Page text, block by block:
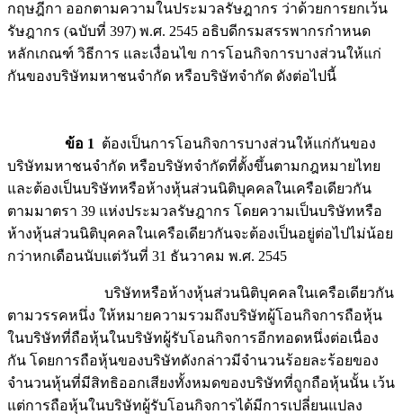
กฤษฎีกา ออกตามความในประมวลรัษฎากร ว่าด้วยการยกเว้น
รัษฎากร (ฉบับที่ 397) พ.ศ. 2545 อธิบดีกรมสรรพากรกำหนด
หลักเกณฑ์ วิธีการ และเงื่อนไข การโอนกิจการบางส่วนให้แก่
กันของบริษัทมหาชนจำกัด หรือบริษัทจำกัด ดังต่อไปนี้
ข้อ 1
ต้องเป็นการโอนกิจการบางส่วนให้แก่กันของ
บริษัทมหาชนจำกัด หรือบริษัทจำกัดที่ตั้งขึ้นตามกฎหมายไทย
และต้องเป็นบริษัทหรือห้างหุ้นส่วนนิติบุคคลในเครือเดียวกัน
ตามมาตรา 39 แห่งประมวลรัษฎากร โดยความเป็นบริษัทหรือ
ห้างหุ้นส่วนนิติบุคคลในเครือเดียวกันจะต้องเป็นอยู่ต่อไปไม่น้อย
กว่าหกเดือนนับแต่วันที่ 31 ธันวาคม พ.ศ. 2545
บริษัทหรือห้างหุ้นส่วนนิติบุคคลในเครือเดียวกัน
ตามวรรคหนึ่ง ให้หมายความรวมถึงบริษัทผู้โอนกิจการถือหุ้น
ในบริษัทที่ถือหุ้นในบริษัทผู้รับโอนกิจการอีกทอดหนึ่งต่อเนื่อง
กัน โดยการถือหุ้นของบริษัทดังกล่าวมีจำนวนร้อยละร้อยของ
จำนวนหุ้นที่มีสิทธิออกเสียงทั้งหมดของบริษัทที่ถูกถือหุ้นนั้น เว้น
แต่การถือหุ้นในบริษัทผู้รับโอนกิจการได้มีการเปลี่ยนแปลง